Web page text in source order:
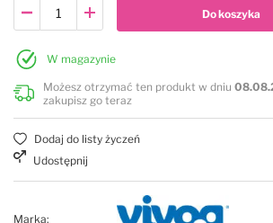
W magazynie
Możesz otrzymać ten produkt w dniu
zakupisz go teraz
Dodaj do listy życzeń
Udostępnij
Marka: